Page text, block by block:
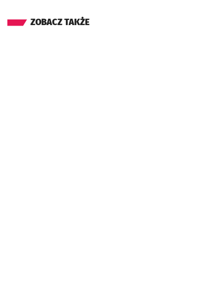
ZOBACZ TAKŻE